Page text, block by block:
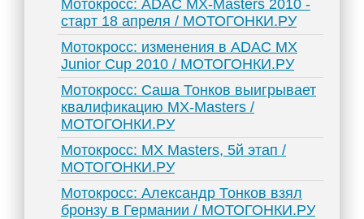
Мотокросс: ADAC MX-Masters 2010 -
старт 18 апреля / МОТОГОНКИ.РУ
Мотокросс: изменения в ADAC MX
Junior Cup 2010 / МОТОГОНКИ.РУ
Мотокросс: Саша Тонков выигрывает
квалификацию MX-Masters /
МОТОГОНКИ.РУ
Мотокросс: MX Masters, 5й этап /
МОТОГОНКИ.РУ
Мотокросс: Александр Тонков взял
бронзу в Германии / МОТОГОНКИ.РУ